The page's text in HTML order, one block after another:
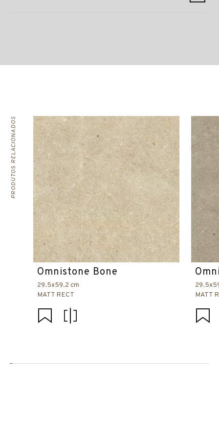
PRODUTOS RELACIONADOS
Omnistone Bone
29.5x59.2 cm
MATT RECT
MATT